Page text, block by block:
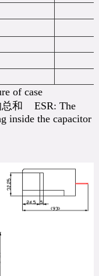
of case
总和 ESR: The
inside the capacitor